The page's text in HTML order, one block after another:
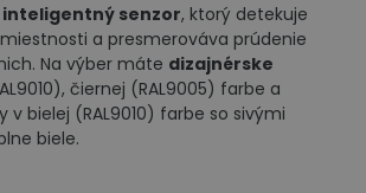
inteligentný senzor, ktorý detekuje
a presmerováva prúdenie
Na výber máte dizajnérske
čiernej (RAL9005) farbe a
v bielej (RAL9010) farbe so sivými
biele.